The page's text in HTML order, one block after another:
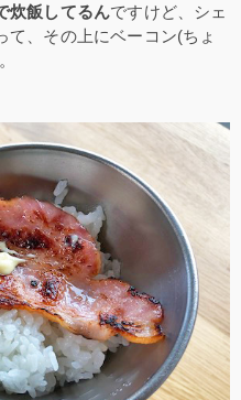
炊飯してるんですけど、シェ
、その上にベーコン(ちょ